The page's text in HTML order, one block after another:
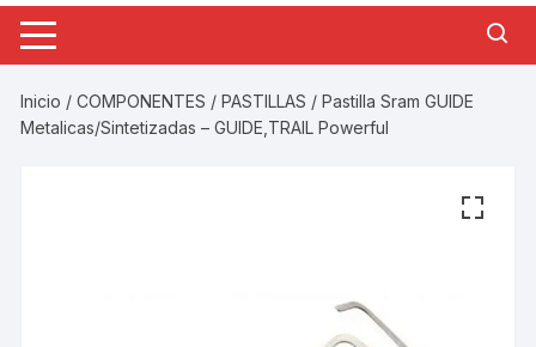
Inicio /COMPONENTES /PASTILLAS / Pastilla Sram GUIDE
Metalicas/Sintetizadas – GUIDE,TRAIL Powerful